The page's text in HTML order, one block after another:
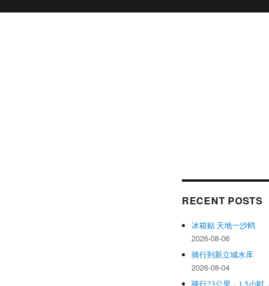
RECENT POSTS
冰箱贴 天地一沙鸥
2026-08-06
骑行到新立城水库
2026-08-04
骑行23公里，1.5小时